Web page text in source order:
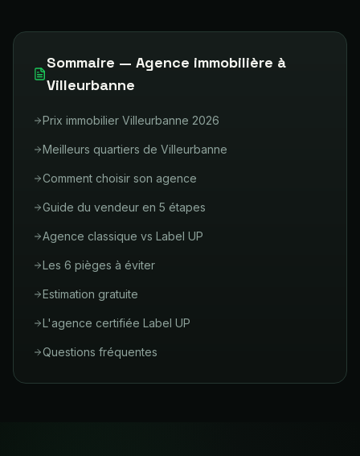
Sommaire — Agence immobilière à
Villeurbanne
Prix immobilier Villeurbanne 2026
Meilleurs quartiers de Villeurbanne
Comment choisir son agence
Guide du vendeur en 5 étapes
Agence classique vs Label UP
Les 6 pièges à éviter
Estimation gratuite
L'agence certifiée Label UP
Questions fréquentes